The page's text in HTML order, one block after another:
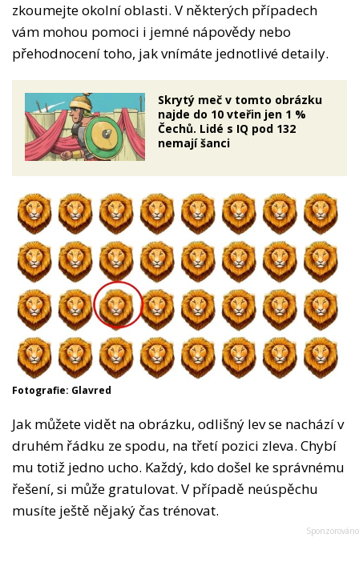
zkoumejte okolní oblasti. V některých případech
vám mohou pomoci i jemné nápovědy nebo
přehodnocení toho, jak vnímáte jednotlivé detaily.
Skrytý meč v tomto obrázku
najde do 10 vteřin jen 1 %
Čechů. Lidé s IQ pod 132
nemají šanci
Fotografie: Glavred
Jak můžete vidět na obrázku, odlišný lev se nachází v
druhém řádku ze spodu, na třetí pozici zleva. Chybí
mu totiž jedno ucho. Každý, kdo došel ke správnému
řešení, si může gratulovat. V případě neúspěchu
musíte ještě nějaký čas trénovat.